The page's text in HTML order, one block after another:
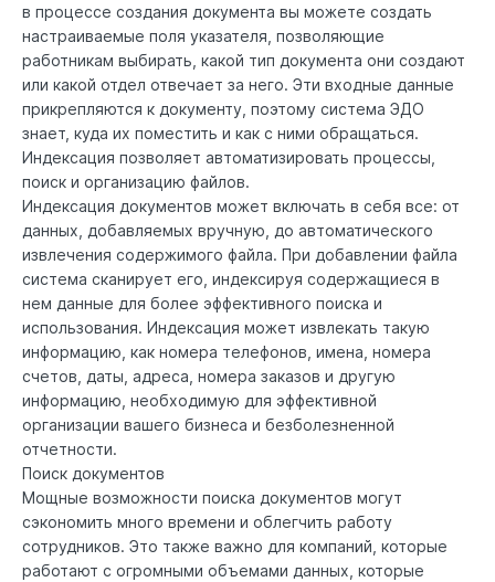
в процессе создания документа вы можете создать
настраиваемые поля указателя, позволяющие
работникам выбирать, какой тип документа они создают
или какой отдел отвечает за него. Эти входные данные
прикрепляются к документу, поэтому система ЭДО
знает, куда их поместить и как с ними обращаться.
Индексация позволяет автоматизировать процессы,
поиск и организацию файлов.
Индексация документов может включать в себя все: от
данных, добавляемых вручную, до автоматического
извлечения содержимого файла. При добавлении файла
система сканирует его, индексируя содержащиеся в
нем данные для более эффективного поиска и
использования. Индексация может извлекать такую
информацию, как номера телефонов, имена, номера
счетов, даты, адреса, номера заказов и другую
информацию, необходимую для эффективной
организации вашего бизнеса и безболезненной
отчетности.
Поиск документов
Мощные возможности поиска документов могут
сэкономить много времени и облегчить работу
сотрудников. Это также важно для компаний, которые
работают с огромными объемами данных, которые